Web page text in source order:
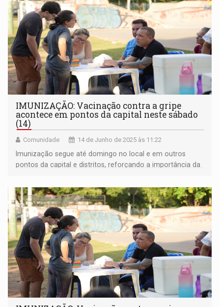
IMUNIZAÇÃO: Vacinação contra a gripe
acontece em pontos da capital neste sábado
(14)
Comunidade 14 de Junho de 2025 às 11:22
Imunização segue até domingo no local e em outros
pontos da capital e distritos, reforçando a importância da